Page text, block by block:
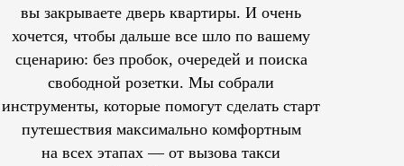
вы закрываете дверь квартиры. И очень
хочется, чтобы дальше все шло по вашему
сценарию: без пробок, очередей и поиска
свободной розетки. Мы собрали
инструменты, которые помогут сделать старт
путешествия максимально комфортным
на всех этапах — от вызова такси